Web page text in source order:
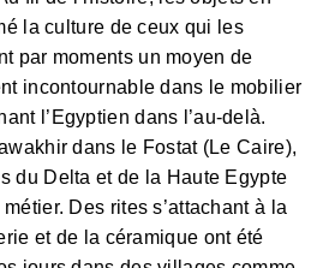
la culture de ceux qui les
par moments un moyen de
incontournable dans le mobilier
l’Egyptien dans l’au-delà.
dans le Fostat (Le Caire),
du Delta et de la Haute Egypte
Des rites s’attachant à la
et de la céramique ont été